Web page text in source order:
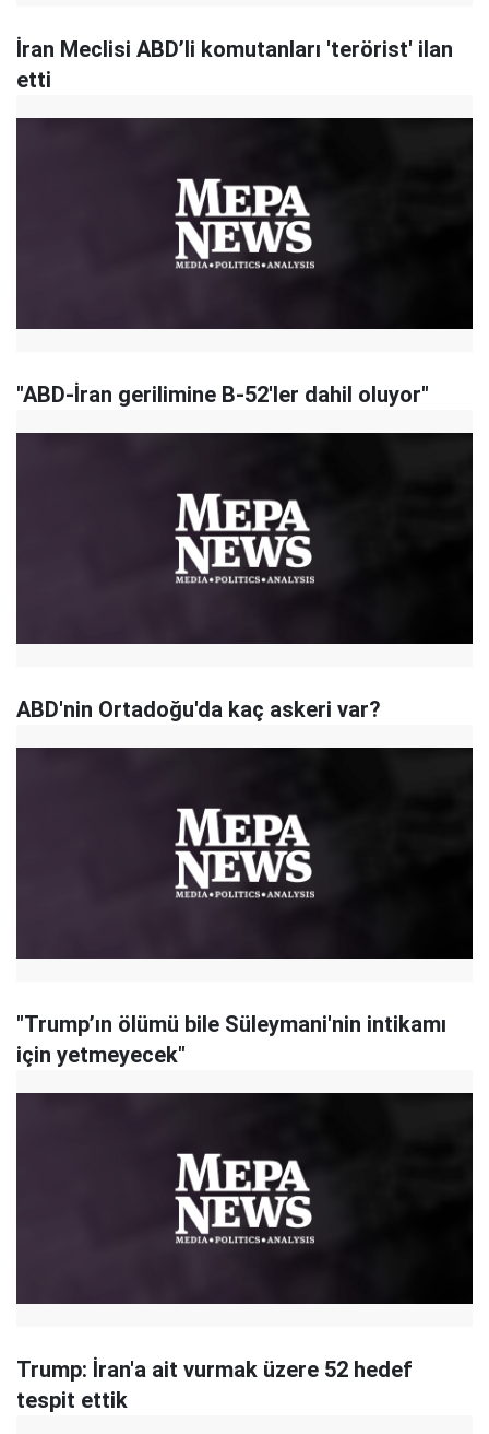
İran Meclisi ABD’li komutanları 'terörist' ilan
etti
"ABD-İran gerilimine B-52'ler dahil oluyor"
ABD'nin Ortadoğu'da kaç askeri var?
"Trump’ın ölümü bile Süleymani'nin intikamı
için yetmeyecek"
Trump: İran'a ait vurmak üzere 52 hedef
tespit ettik